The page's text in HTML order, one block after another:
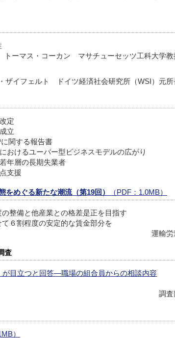
トーマス・コーカン マサチューセッツ工科大学教
ザイフェルト ドイツ経済社会研究所（WSI）元所
定
立
関する報告書
おけるユーバー型ビジネスモデルの広がり
年層の長期失業者
支援
めぐる新たな潮流（第19回） （PDF：1.0MB）
整備と他産業との格差是正を目指す
６割程度の安定的な賃金部分を
運輸労
査
が目立つと回答―職場の組合員からの相談内容
調査
）